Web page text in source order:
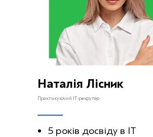
Наталія Лісник
Практикуючий ІТ-рекрутер
5 років досвіду в ІТ